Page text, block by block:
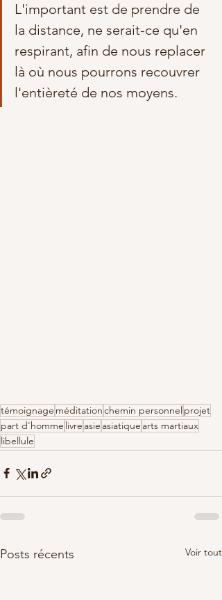
L'important est de prendre de
la distance, ne serait-ce qu'en
respirant, afin de nous replacer
là où nous pourrons recouvrer
l'entièreté de nos moyens.
témoignage méditationchemin personnel projet
part d'homme livre asie asiatique arts martiaux
libellule
Posts récents Voir tout